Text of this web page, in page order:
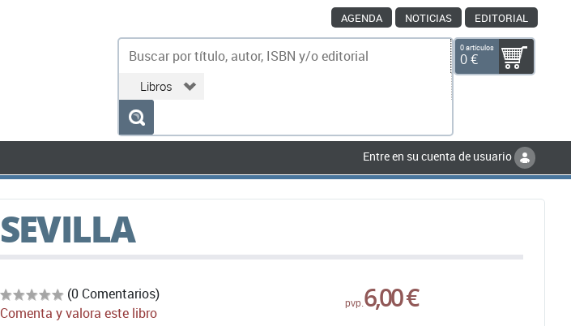
AGENDA NOTICIAS EDITORIAL
0 artículos
0 €
Entre en su cuenta de usuario
SEVILLA
(0 Comentarios)
Comenta y valora este libro
pvp.6,00 €